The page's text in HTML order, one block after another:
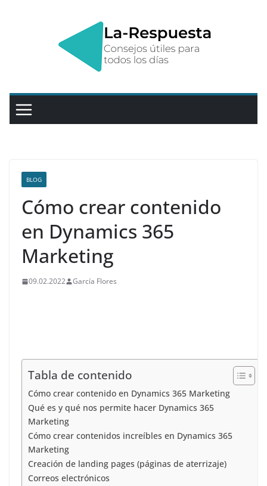
BLOG
Cómo crear contenido
en Dynamics 365
Marketing
09.02.2022 García Flores
Tabla de contenido
Cómo crear contenido en Dynamics 365 Marketing
Qué es y qué nos permite hacer Dynamics 365
Marketing
Cómo crear contenidos increíbles en Dynamics 365
Marketing
Creación de landing pages (páginas de aterrizaje)
Correos electrónicos